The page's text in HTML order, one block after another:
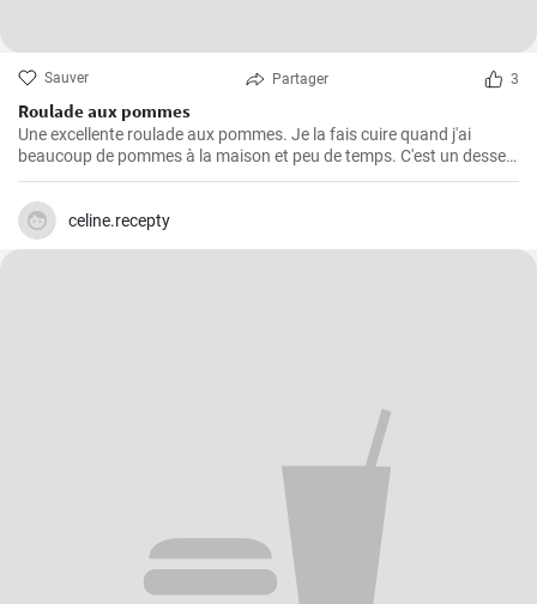
Sauver Partager 3
Roulade aux pommes
Une excellente roulade aux pommes. Je la fais cuire quand j'ai
beaucoup de pommes à la maison et peu de temps. C'est un dessert
rapide et facile qui plait toujours.
celine.recepty